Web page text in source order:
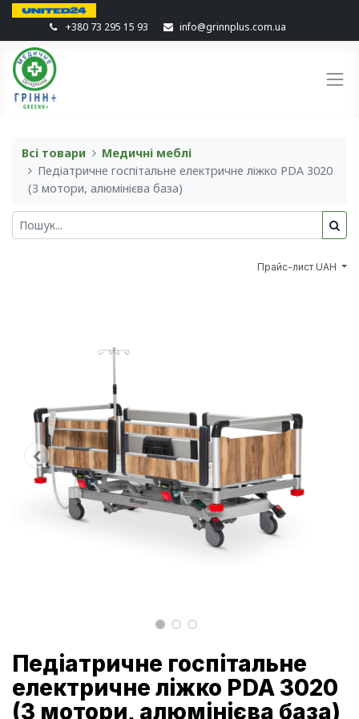
+380 73 295 15 93 info@grinnplus.com.ua
Всі товари
Медичні меблі
Педіатричне госпітальне електричне ліжко PDA 3020
(3 мотори, алюмінієва база)
Прайс-лист UAH
Педіатричне госпітальне
електричне ліжко PDA 3020
(3 мотори, алюмінієва база)